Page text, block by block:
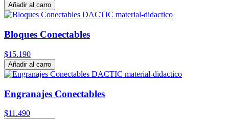
Añadir al carro
Bloques Conectables
$15.190
Añadir al carro
Engranajes Conectables
$11.490